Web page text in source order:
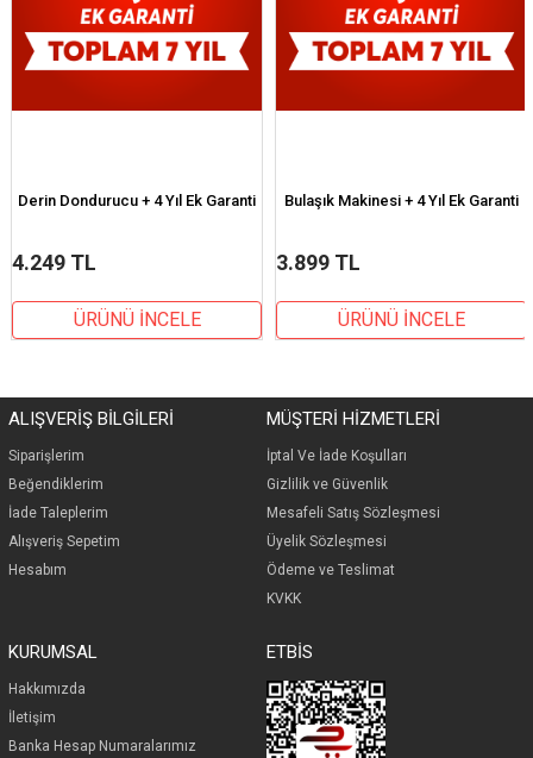
Derin Dondurucu + 4 Yıl Ek Garanti
4.249 TL
ÜRÜNÜ İNCELE
Bulaşık Makinesi + 4 Yıl Ek Garanti
3.899 TL
ÜRÜNÜ İNCELE
ALIŞVERİŞ BİLGİLERİ
Siparişlerim
Beğendiklerim
İade Taleplerim
Alışveriş Sepetim
Hesabım
MÜŞTERİ HİZMETLERİ
İptal Ve İade Koşulları
Gizlilik ve Güvenlik
Mesafeli Satış Sözleşmesi
Üyelik Sözleşmesi
Ödeme ve Teslimat
KVKK
KURUMSAL
Hakkımızda
İletişim
Banka Hesap Numaralarımız
ETBİS